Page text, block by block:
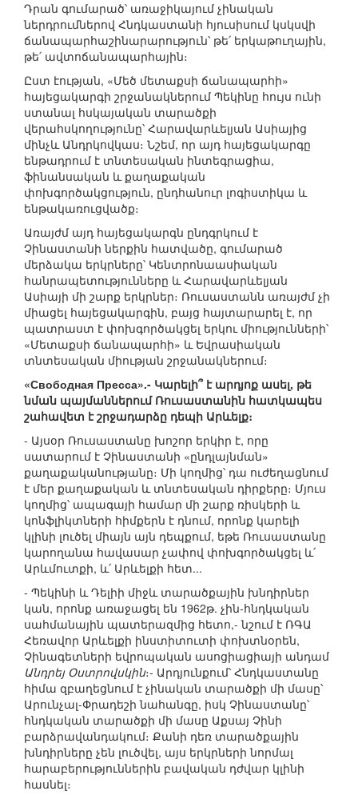
Դրան գումարած՝ առաջիկայում չինական
ներդրումներով Հնդկաստանի հյուսիսում կսկսվի
ճանապարհաշինարարություն՝ թե՛ երկաթուղային,
թե՛ ավտոճանապարհային։
Ըստ էության, «Մեծ մետաքսի ճանապարհի»
հայեցակարգի շրջանակներում Պեկինը հույս ունի
ստանալ հսկայական տարածքի
վերահսկողությունը՝ Հարավարևելյան Ասիայից
մինչև Անդրկովկաս։ Նշեմ, որ այդ հայեցակարգը
ենթադրում է տնտեսական ինտեգրացիա,
ֆինանսական և քաղաքական
փոխգործակցություն, ընդհանուր լոգիստիկա և
ենթակառուցվածք։
Առայժմ այդ հայեցակարգն ընդգրկում է
Չինաստանի ներքին հատվածը, գումարած
մերձակա երկրները՝ Կենտրոնաասիական
հանրապետությունները և Հարավարևելյան
Ասիայի մի շարք երկրներ։ Ռուսաստանն առայժմ չի
միացել հայեցակարգին, բայց հայտարարել է, որ
պատրաստ է փոխգործակցել երկու միությունների՝
«Մետաքսի ճանապարհի» և Եվրասիական
տնտեսական միության շրջանակներում։
«Свободная Пресса».- Կարելի՞ է արդյոք ասել, թե
նման պայմաններում Ռուսաստանին հատկապես
շահավետ է շրջադարձը դեպի Արևելք։
- Այսօր Ռուսաստանը խոշոր երկիր է, որը
սատարում է Չինաստանի «ընդլայնման»
քաղաքականությանը։ Մի կողմից՝ դա ուժեղացնում
է մեր քաղաքական և տնտեսական դիրքերը։ Մյուս
կողմից՝ ապագայի համար մի շարք ռիսկերի և
կոնֆլիկտների հիմքերն է դնում, որոնք կարելի
կլինի լուծել միայն այն դեպքում, եթե Ռուսաստանը
կարողանա հավասար չափով փոխգործակցել և՛
Արևմուտքի, և՛ Արևելքի հետ...
- Պեկինի և Դելիի միջև տարածքային խնդիրներ
կան, որոնք առաջացել են 1962թ. չին-հնդկական
սահմանային պատերազմից հետո,- նշում է ՌԳԱ
Հեռավոր Արևելքի ինստիտուտի փոխտնօրեն,
Չինագետների եվրոպական ասոցիացիայի անդամ
Անդրեյ Օստրովսկին։- Արդյունքում՝ Հնդկաստանը
հիմա զբաղեցնում է չինական տարածքի մի մասը՝
Արունչալ-Փրադեշի նահանգը, իսկ Չինաստանը՝
հնդկական տարածքի մի մասը Աքսայ Չինի
բարձրավանդակում։ Քանի դեռ տարածքային
խնդիրները չեն լուծվել, այս երկրների նորմալ
հարաբերություններին բավական դժվար կլինի
հասնել։